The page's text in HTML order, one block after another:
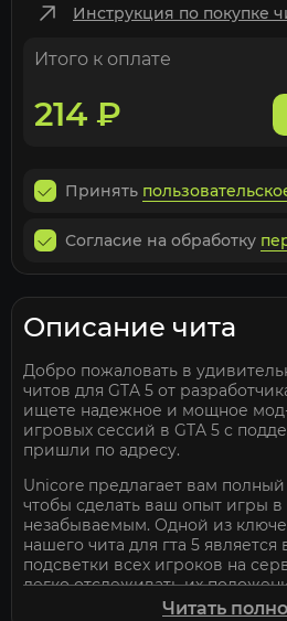
Инструкция по покупке
Итого к оплате
214 ₽
Принять
Согласие на обработку
Описание чита
Добро пожаловать в
читов для GTA 5 от
ищете надежное и мощное
игровых сессий в GTA 5 с
пришли по адресу.
Unicore предлагает вам
чтобы сделать ваш опыт игры в
незабываемым. Одной из
нашего чита для гта 5
подсветки всех игроков на
легко отслеживать их
только это, наш чит также
Читать